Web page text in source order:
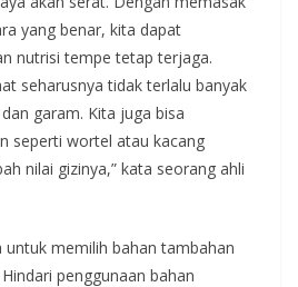
yang benar, kita dapat
nutrisi tempe tetap terjaga.
seharusnya tidak terlalu banyak
garam. Kita juga bisa
seperti wortel atau kacang
nilai gizinya,” kata seorang ahli
untuk memilih bahan tambahan
penggunaan bahan